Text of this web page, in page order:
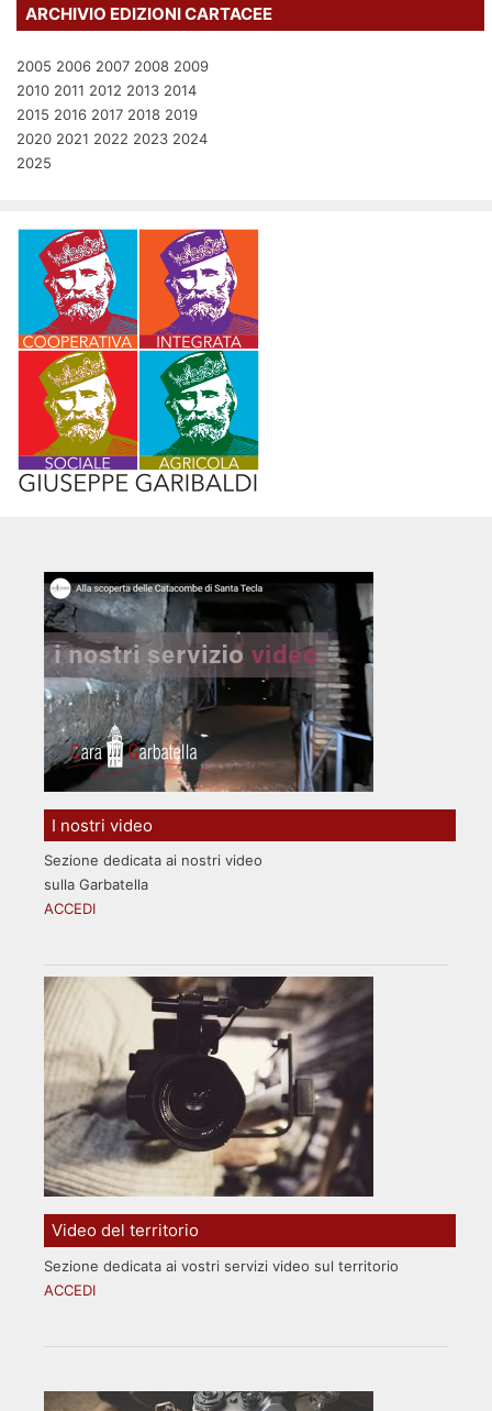
ARCHIVIO EDIZIONI CARTACEE
2005 2006 2007 2008 2009
2010 2011 2012 2013 2014
2015 2016 2017 2018 2019
2020 2021 2022 2023 2024
2025
I nostri video
Sezione dedicata ai nostri video
sulla Garbatella
ACCEDI
Video del territorio
Sezione dedicata ai vostri servizi video sul territorio
ACCEDI